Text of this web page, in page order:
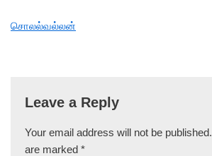
சொலல்வல்லன்
Leave a Reply
Your email address will not be published.
are marked *